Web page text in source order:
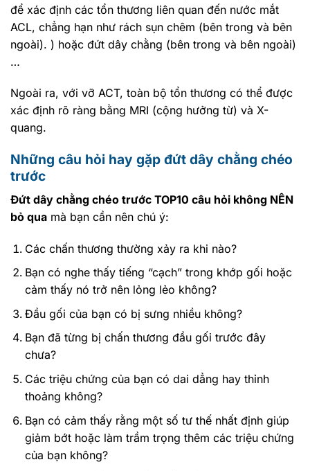
để xác định các tổn thương liên quan đến nước mắt
ACL, chẳng hạn như rách sụn chêm (bên trong và bên
ngoài). ) hoặc đứt dây chằng (bên trong và bên ngoài)
…
Ngoài ra, với vỡ ACT, toàn bộ tổn thương có thể được
xác định rõ ràng bằng MRI (cộng hưởng từ) và X-
quang.
Những câu hỏi hay gặp đứt dây chằng chéo
trước
Đứt dây chằng chéo trước TOP10 câu hỏi không NÊN
bỏ qua mà bạn cần nên chú ý:
Các chấn thương thường xảy ra khi nào?
Bạn có nghe thấy tiếng “cạch” trong khớp gối hoặc
cảm thấy nó trở nên lỏng lẻo không?
Đầu gối của bạn có bị sưng nhiều không?
Bạn đã từng bị chấn thương đầu gối trước đây
chưa?
Các triệu chứng của bạn có dai dẳng hay thỉnh
thoảng không?
Bạn có cảm thấy rằng một số tư thế nhất định giúp
giảm bớt hoặc làm trầm trọng thêm các triệu chứng
của bạn không?